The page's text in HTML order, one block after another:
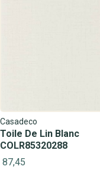
Casadeco
Toile De Lin Blanc
COLR85320288
87,45